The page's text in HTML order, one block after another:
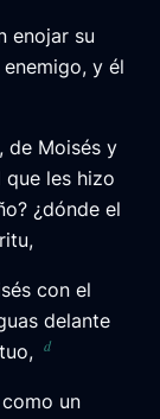
enojar su
y él
de Moisés y
que les hizo
¿dónde el
con el
delante
d
un